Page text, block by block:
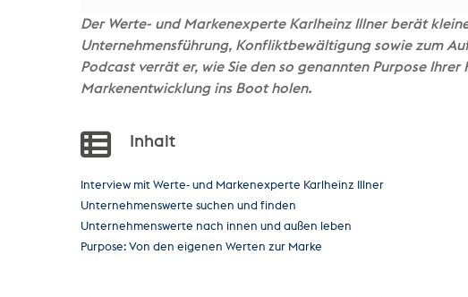
Der Werte- und Markenexperte Karlheinz Illner berät
Unternehmensführung, Konfliktbewältigung sowie zum
Podcast verrät er, wie Sie den so genannten Purpose
Markenentwicklung ins Boot holen.
Inhalt
Interview mit Werte- und Markenexperte Karlheinz Illner
Unternehmenswerte suchen und finden
Unternehmenswerte nach innen und außen leben
Purpose: Von den eigenen Werten zur Marke